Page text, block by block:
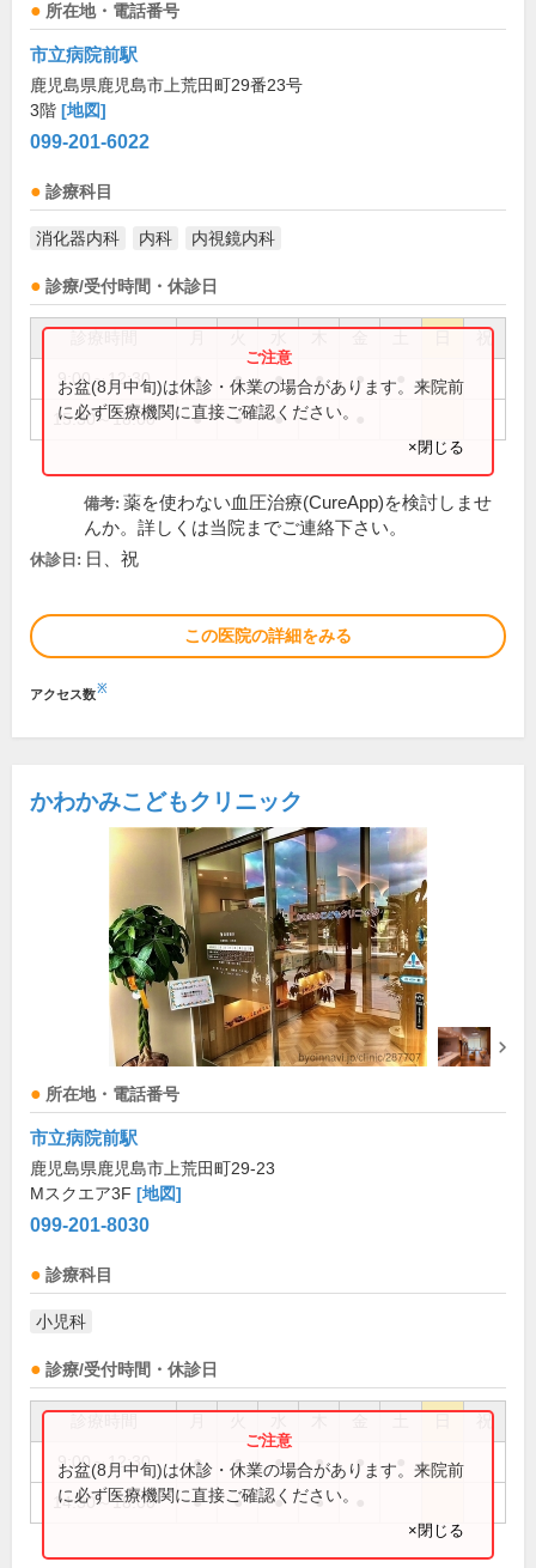
所在地・電話番号
市立病院前駅
鹿児島県鹿児島市上荒田町29番23号
3階 [地図]
099-201-6022
診療科目
消化器内科 内科 内視鏡内科
診療/受付時間・休診日
祝
9:00～12:30 ● ● ● ● ●
15:30～18:00 ● ● ●
お盆(8月中旬)は休診・休業の場合があります。来院前
に必ず医療機関に直接ご確認ください。
×閉じる
備考: 薬を使わない血圧治療(CureApp)を検討しませ
んか。詳しくは当院までご連絡下さい。
休診日: 日、祝
この医院の詳細をみる
アクセス数※
かわかみこどもクリニック
所在地・電話番号
市立病院前駅
鹿児島県鹿児島市上荒田町29-23
Mスクエア3F [地図]
099-201-8030
診療科目
小児科
診療/受付時間・休診日
祝
9:00～12:30 ● ● ● ● ●
14:30～18:00 ● ● ● ●
お盆(8月中旬)は休診・休業の場合があります。来院前
に必ず医療機関に直接ご確認ください。
×閉じる